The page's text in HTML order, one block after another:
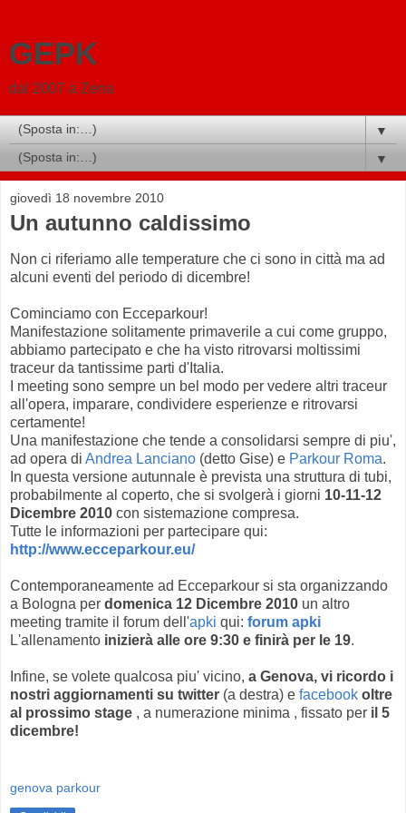
GEPK
dal 2007 a Zena
▼
▼
giovedì 18 novembre 2010
Un autunno caldissimo
Non ci riferiamo alle temperature che ci sono in città ma ad
alcuni eventi del periodo di dicembre!
Cominciamo con Ecceparkour!
Manifestazione solitamente primaverile a cui come gruppo,
abbiamo partecipato e che ha visto ritrovarsi moltissimi
traceur da tantissime parti d'Italia.
I meeting sono sempre un bel modo per vedere altri traceur
all'opera, imparare, condividere esperienze e ritrovarsi
certamente!
Una manifestazione che tende a consolidarsi sempre di piu',
ad opera di Andrea Lanciano (detto Gise) e Parkour Roma.
In questa versione autunnale è prevista una struttura di tubi,
probabilmente al coperto, che si svolgerà i giorni 10-11-12
Dicembre 2010 con sistemazione compresa.
Tutte le informazioni per partecipare qui:
http://www.ecceparkour.eu/
Contemporaneamente ad Ecceparkour si sta organizzando
a Bologna per domenica 12 Dicembre 2010 un altro
meeting tramite il forum dell'apki qui: forum apki
L'allenamento inizierà alle ore 9:30 e finirà per le 19.
Infine, se volete qualcosa piu' vicino, a Genova, vi ricordo i
nostri aggiornamenti su twitter (a destra) e facebook oltre
al prossimo stage , a numerazione minima , fissato per il 5
dicembre!
genova parkour